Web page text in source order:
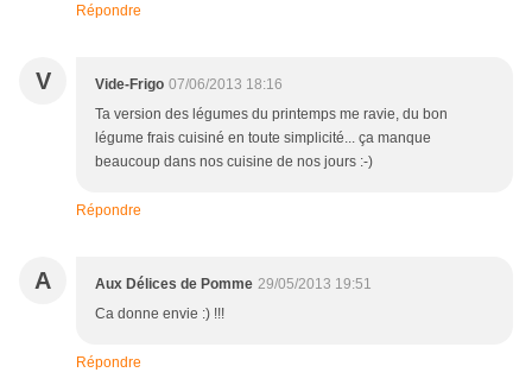
Répondre
V Vide-Frigo 07/06/2013 18:16
Ta version des légumes du printemps me ravie, du bon
légume frais cuisiné en toute simplicité... ça manque
beaucoup dans nos cuisine de nos jours :-)
Répondre
A Aux Délices de Pomme 29/05/2013 19:51
Ca donne envie :) !!!
Répondre